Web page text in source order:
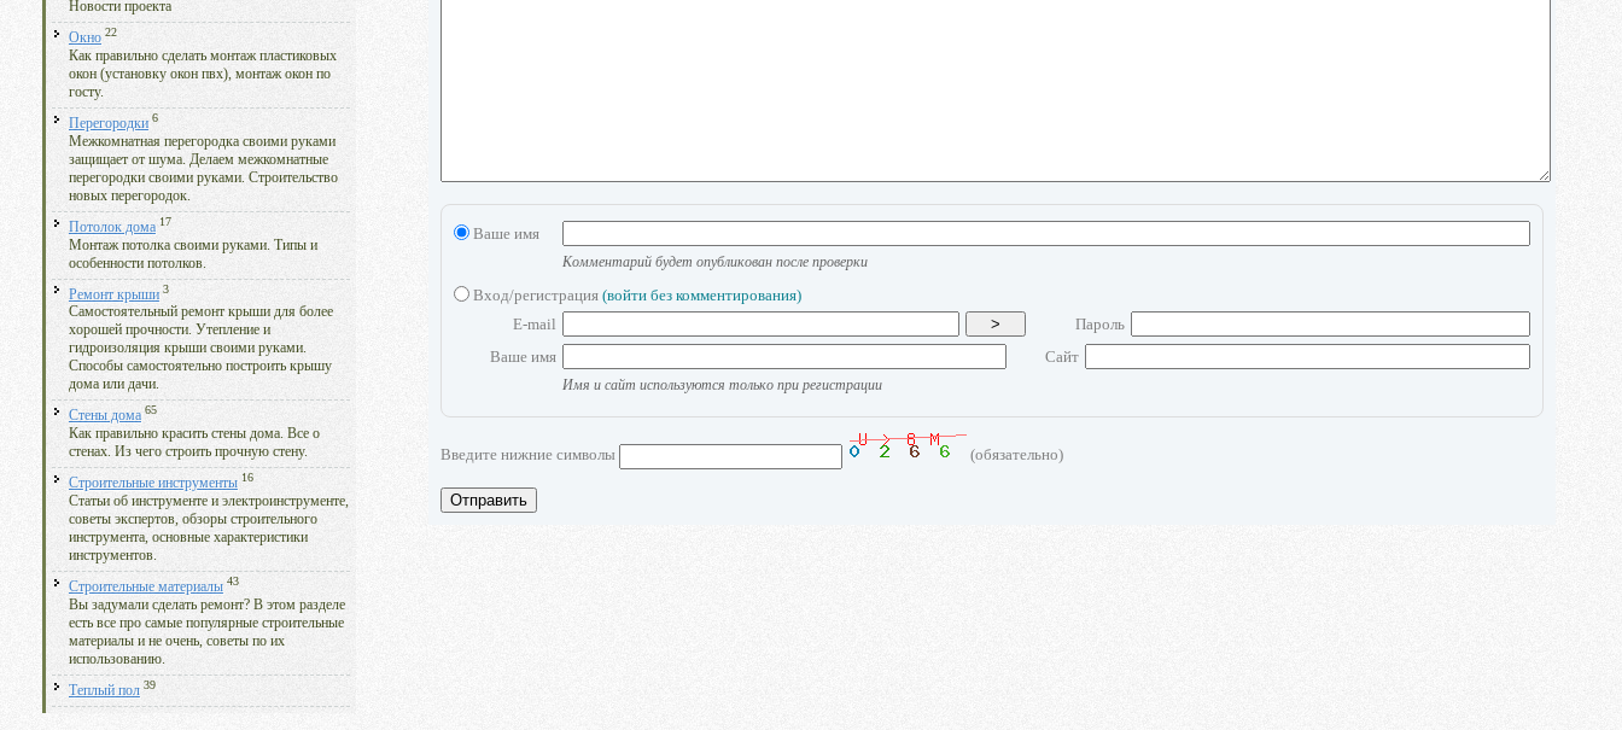
Новости проекта
Окно 22
Как правильно сделать монтаж пластиковых
окон (установку окон пвх), монтаж окон по
госту.
Перегородки 6
Межкомнатная перегородка своими руками
защищает от шума. Делаем межкомнатные
перегородки своими руками. Строительство
новых перегородок.
Потолок дома 17
Монтаж потолка своими руками. Типы и
особенности потолков.
Ремонт крыши 3
Самостоятельный ремонт крыши для более
хорошей прочности. Утепление и
гидроизоляция крыши своими руками.
Способы самостоятельно построить крышу
дома или дачи.
Стены дома 65
Как правильно красить стены дома. Все о
стенах. Из чего строить прочную стену.
Строительные инструменты 16
Статьи об инструменте и электроинструменте,
советы экспертов, обзоры строительного
инструмента, основные характеристики
инструментов.
Строительные материалы 43
Вы задумали сделать ремонт? В этом разделе
есть все про самые популярные строительные
материалы и не очень, советы по их
использованию.
Теплый пол 39
Ваше имя
Комментарий будет опубликован после проверки
Вход/регистрация (войти без комментирования)
E-mail
>
Пароль
Ваше имя
Сайт
Имя и сайт используются только при регистрации
Введите нижние символы (обязательно)
Отправить